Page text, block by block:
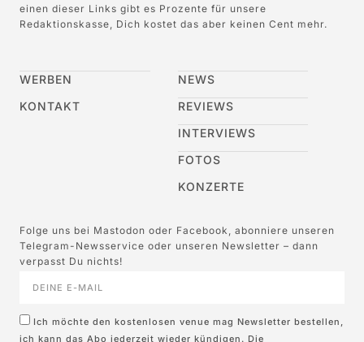
einen dieser Links gibt es Prozente für unsere
Redaktionskasse, Dich kostet das aber keinen Cent mehr.
WERBEN
KONTAKT
NEWS
REVIEWS
INTERVIEWS
FOTOS
KONZERTE
Folge uns bei Mastodon oder Facebook, abonniere unseren
Telegram-Newsservice oder unseren Newsletter – dann
verpasst Du nichts!
Ich möchte den kostenlosen venue mag Newsletter bestellen,
ich kann das Abo jederzeit wieder kündigen. Die